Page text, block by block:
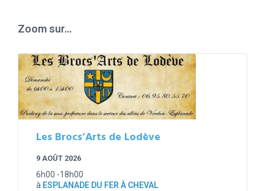
Zoom sur…
Les Brocs’Arts de Lodève
9 AOÛT 2026
6h00 -18h00
à ESPLANADE DU FER À CHEVAL